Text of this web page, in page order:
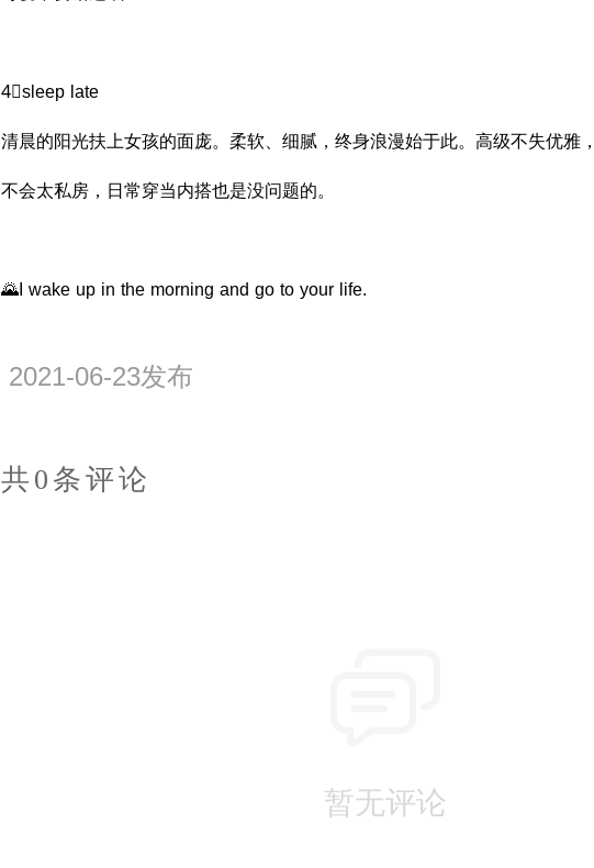
4⃣️sleep late
清晨的阳光扶上女孩的面庞。柔软、细腻，终身浪漫始于此。高级不失优雅
不会太私房，日常穿当内搭也是没问题的。
🌄I wake up in the morning and go to your life.
2021-06-23发布
共0条评论
暂无评论